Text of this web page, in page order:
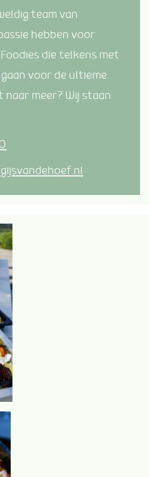
team van
hebben voor
die telkens met
voor de ultieme
naar meer? Wij staan